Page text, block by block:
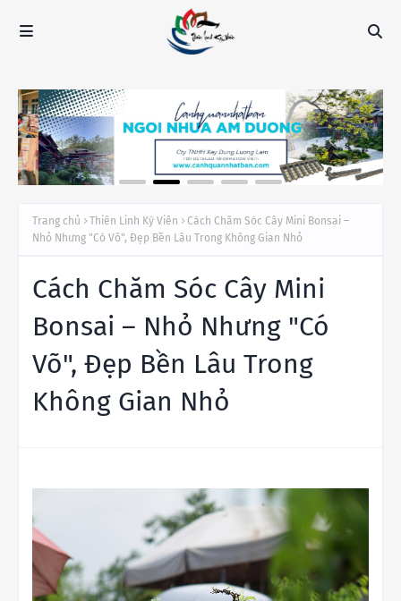
Trang chủ Thiên Linh Kỳ Viên
Cách Chăm Sóc Cây Mini Bonsai –
Nhỏ Nhưng "Có Võ", Đẹp Bền Lâu Trong Không Gian Nhỏ
Cách Chăm Sóc Cây Mini
Bonsai – Nhỏ Nhưng "Có
Võ", Đẹp Bền Lâu Trong
Không Gian Nhỏ